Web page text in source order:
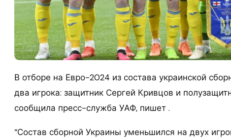
В отборе на Евро-2024 из состава украинской
два игрока: защитник Сергей Кривцов и
сообщила пресс-служба УАФ, пишет .
“Состав сборной Украины уменьшился на двух